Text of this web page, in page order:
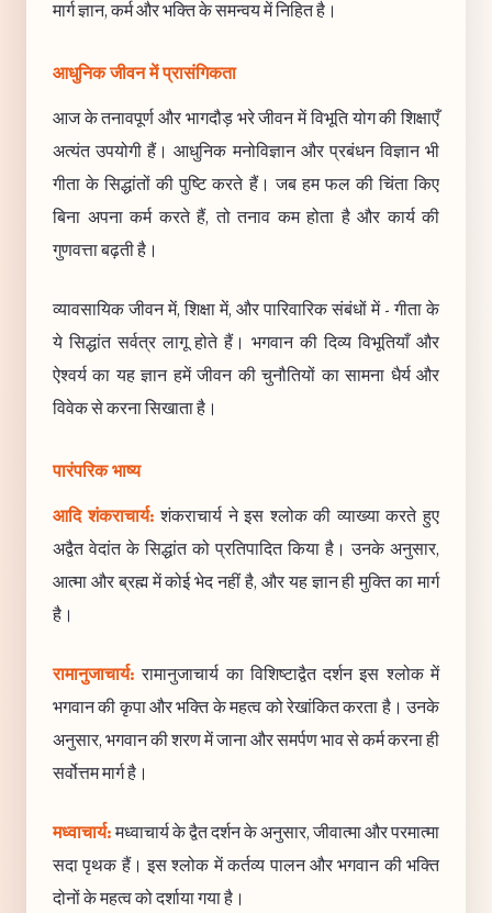
मार्ग ज्ञान, कर्म और भक्ति के समन्वय में निहित है।
आधुनिक जीवन में प्रासंगिकता
आज के तनावपूर्ण और भागदौड़ भरे जीवन में विभूति योग की शिक्षाएँ
अत्यंत उपयोगी हैं। आधुनिक मनोविज्ञान और प्रबंधन विज्ञान भी
गीता के सिद्धांतों की पुष्टि करते हैं। जब हम फल की चिंता किए
बिना अपना कर्म करते हैं, तो तनाव कम होता है और कार्य की
गुणवत्ता बढ़ती है।
व्यावसायिक जीवन में, शिक्षा में, और पारिवारिक संबंधों में - गीता के
ये सिद्धांत सर्वत्र लागू होते हैं। भगवान की दिव्य विभूतियाँ और
ऐश्वर्य का यह ज्ञान हमें जीवन की चुनौतियों का सामना धैर्य और
विवेक से करना सिखाता है।
पारंपरिक भाष्य
आदि शंकराचार्य: शंकराचार्य ने इस श्लोक की व्याख्या करते हुए
अद्वैत वेदांत के सिद्धांत को प्रतिपादित किया है। उनके अनुसार,
आत्मा और ब्रह्म में कोई भेद नहीं है, और यह ज्ञान ही मुक्ति का मार्ग
है।
रामानुजाचार्य: रामानुजाचार्य का विशिष्टाद्वैत दर्शन इस श्लोक में
भगवान की कृपा और भक्ति के महत्व को रेखांकित करता है। उनके
अनुसार, भगवान की शरण में जाना और समर्पण भाव से कर्म करना ही
सर्वोत्तम मार्ग है।
मध्वाचार्य:मध्वाचार्य के द्वैत दर्शन के अनुसार, जीवात्मा और परमात्मा
सदा पृथक हैं। इस श्लोक में कर्तव्य पालन और भगवान की भक्ति
दोनों के महत्व को दर्शाया गया है।